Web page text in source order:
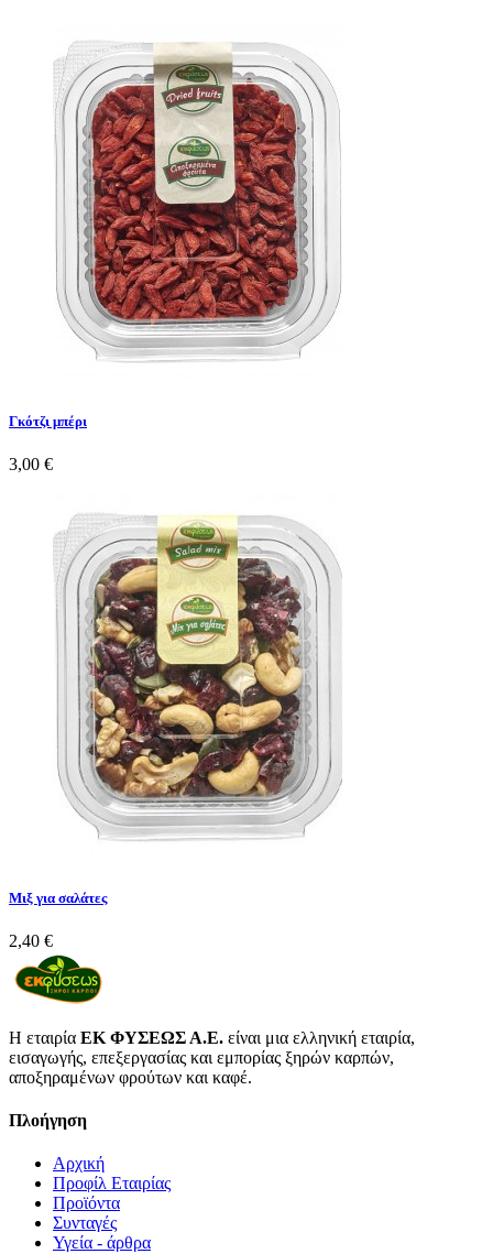
Γκότζι μπέρι
3,00 €
Mιξ για σαλάτες
2,40 €
Η εταιρία ΕΚ ΦΥΣΕΩΣ Α.Ε. είναι μια ελληνική εταιρία,
εισαγωγής, επεξεργασίας και εμπορίας ξηρών καρπών,
αποξηραμένων φρούτων και καφέ.
Πλοήγηση
Αρχική
Προφίλ Εταιρίας
Προϊόντα
Συνταγές
Υγεία - άρθρα